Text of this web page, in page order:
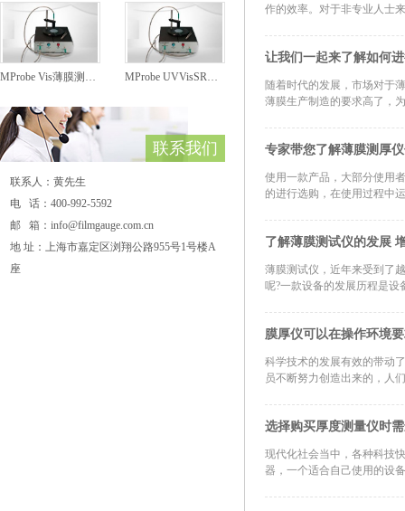
MProbe Vis薄膜测厚仪 MProbe UVVisSR薄膜测厚仪
联系我们
联系人：黄先生
电 话：400-992-5592
邮 箱：info@filmgauge.com.cn
地 址：上海市嘉定区浏翔公路955号1号楼A
座
作的效率。对于非专业人士
让我们一起来了解如何
随着时代的发展，市场对于
薄膜生产制造的要求高了，
专家带您了解薄膜测厚
使用一款产品，大部分使用
的进行选购，在使用过程中
了解薄膜测试仪的发展
薄膜测试仪，近年来受到了
呢?一款设备的发展历程是
膜厚仪可以在操作环境
科学技术的发展有效的带动
员不断努力创造出来的，人
选择购买厚度测量仪时
现代化社会当中，各种科技
器，一个适合自己使用的设